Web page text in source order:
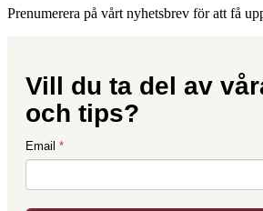
Prenumerera på vårt nyhetsbrev för att få